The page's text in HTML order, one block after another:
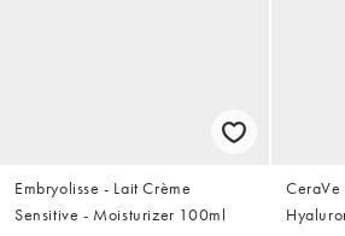
Embryolisse - Lait Crème
Sensitive - Moisturizer 100ml